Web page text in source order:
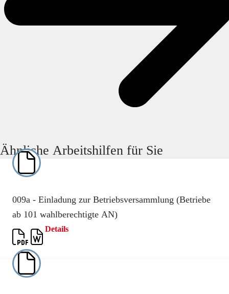
Ähnliche Arbeitshilfen für Sie
009a - Einladung zur Betriebsversammlung (Betriebe
ab 101 wahlberechtigte AN)
Details